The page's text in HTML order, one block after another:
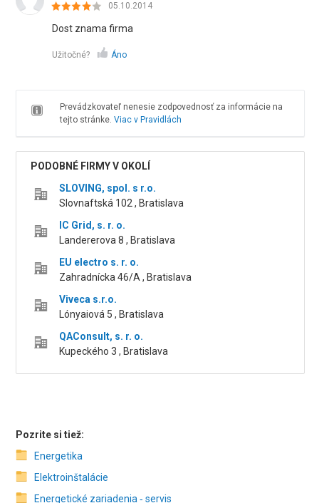
05.10.2014
Dost znama firma
Užitočné? Áno
Prevádzkovateľ nenesie zodpovednosť za informácie na
tejto stránke. Viac v Pravidlách
PODOBNÉ FIRMY V OKOLÍ
SLOVING, spol. s r.o.
Slovnaftská 102 , Bratislava
IC Grid, s. r. o.
Landererova 8 , Bratislava
EU electro s. r. o.
Zahradnícka 46/A , Bratislava
Viveca s.r.o.
Lónyaiová 5 , Bratislava
QAConsult, s. r. o.
Kupeckého 3 , Bratislava
Pozrite si tiež:
Energetika
Elektroinštalácie
Energetické zariadenia ‑ servis